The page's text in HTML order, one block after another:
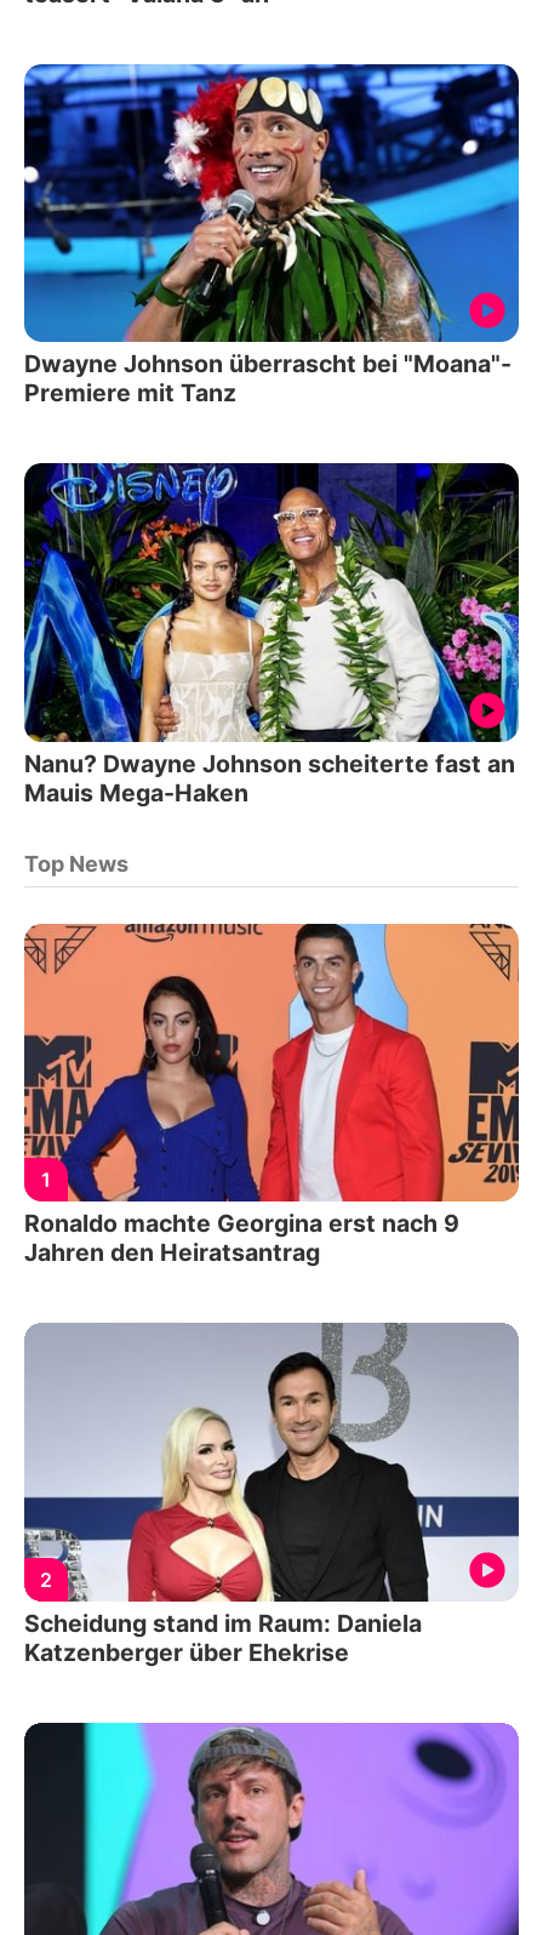
Dwayne Johnson überrascht bei "Moana"-
Premiere mit Tanz
Nanu? Dwayne Johnson scheiterte fast an
Mauis Mega-Haken
Top News
1
Ronaldo machte Georgina erst nach 9
Jahren den Heiratsantrag
2
Scheidung stand im Raum: Daniela
Katzenberger über Ehekrise